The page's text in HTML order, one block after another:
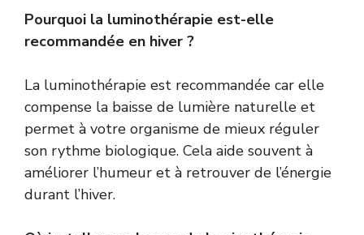
Pourquoi la luminothérapie est-elle
recommandée en hiver ?
La luminothérapie est recommandée car elle
compense la baisse de lumière naturelle et
permet à votre organisme de mieux réguler
son rythme biologique. Cela aide souvent à
améliorer l’humeur et à retrouver de l’énergie
durant l’hiver.